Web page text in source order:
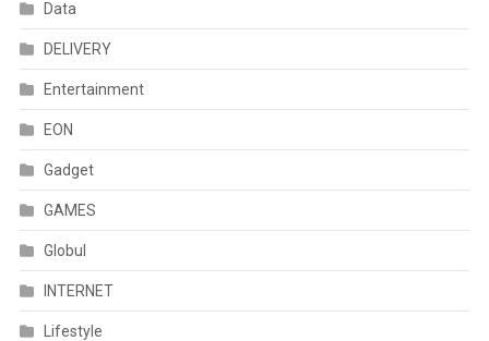
Data
DELIVERY
Entertainment
EON
Gadget
GAMES
Globul
INTERNET
Lifestyle